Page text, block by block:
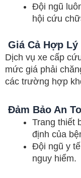
Đội ngũ
hội cứu
Giá Cả Hợp Lý
Dịch vụ xe cấp
mức giá phải
các trường hợp
Đảm Bảo An
Trang thiết
định của
Đội ngũ y
nguy hiểm.